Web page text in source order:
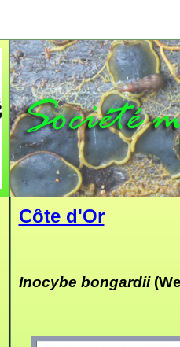
Côte d'Or
Inocybe bongardii